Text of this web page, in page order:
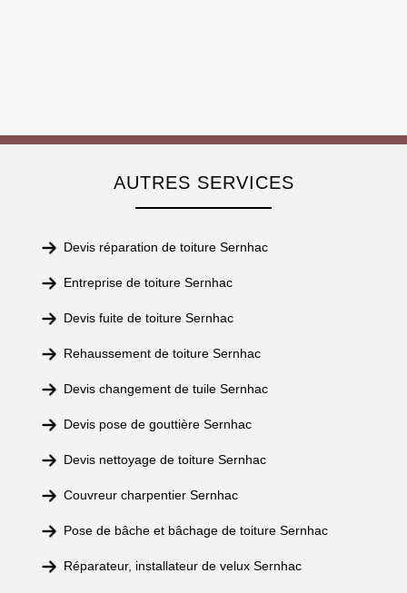
AUTRES SERVICES
Devis réparation de toiture Sernhac
Entreprise de toiture Sernhac
Devis fuite de toiture Sernhac
Rehaussement de toiture Sernhac
Devis changement de tuile Sernhac
Devis pose de gouttière Sernhac
Devis nettoyage de toiture Sernhac
Couvreur charpentier Sernhac
Pose de bâche et bâchage de toiture Sernhac
Réparateur, installateur de velux Sernhac